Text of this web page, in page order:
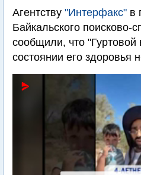
Агентству "Интерфакс" в
Байкальского поисково-
сообщили, что
состоянии его здоровья